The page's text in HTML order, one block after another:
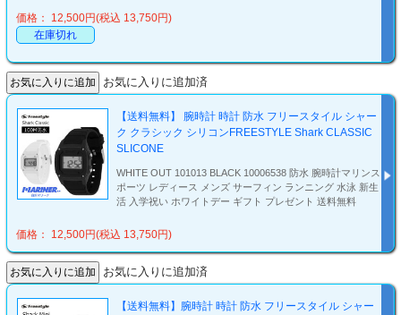
価格： 12,500円(税込 13,750円)
在庫切れ
お気に入りに追加済
【送料無料】 腕時計 時計 防水 フリースタイル シャー
ク クラシック シリコンFREESTYLE Shark CLASSIC
SLICONE
WHITE OUT 101013 BLACK 10006538 防水 腕時計マリンス
ポーツ レディース メンズ サーフィン ランニング 水泳 新生
活 入学祝い ホワイトデー ギフト プレゼント 送料無料
価格： 12,500円(税込 13,750円)
お気に入りに追加済
【送料無料】腕時計 時計 防水 フリースタイル シャー